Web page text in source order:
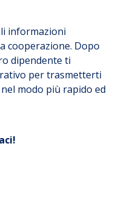
informazioni
cooperazione. Dopo
dipendente ti
per trasmetterti
modo più rapido ed